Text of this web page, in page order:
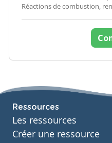
Réactions de combustion,
Ressources
Les ressources
Créer une ressource